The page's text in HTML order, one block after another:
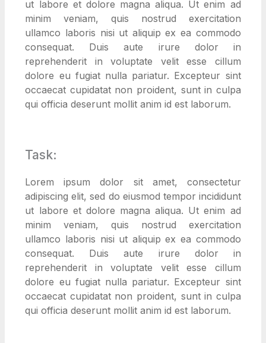
ut labore et dolore magna aliqua. Ut enim ad
minim veniam, quis nostrud exercitation
ullamco laboris nisi ut aliquip ex ea commodo
consequat. Duis aute irure dolor in
reprehenderit in voluptate velit esse cillum
dolore eu fugiat nulla pariatur. Excepteur sint
occaecat cupidatat non proident, sunt in culpa
qui officia deserunt mollit anim id est laborum.
Task:
Lorem ipsum dolor sit amet, consectetur
adipiscing elit, sed do eiusmod tempor incididunt
ut labore et dolore magna aliqua. Ut enim ad
minim veniam, quis nostrud exercitation
ullamco laboris nisi ut aliquip ex ea commodo
consequat. Duis aute irure dolor in
reprehenderit in voluptate velit esse cillum
dolore eu fugiat nulla pariatur. Excepteur sint
occaecat cupidatat non proident, sunt in culpa
qui officia deserunt mollit anim id est laborum.